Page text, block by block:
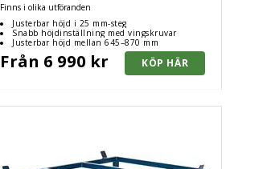
Finns i olika utföranden
Justerbar höjd i 25 mm-steg
Snabb höjdinställning med vingskruvar
Justerbar höjd mellan 645–870 mm
Från 6 990 kr